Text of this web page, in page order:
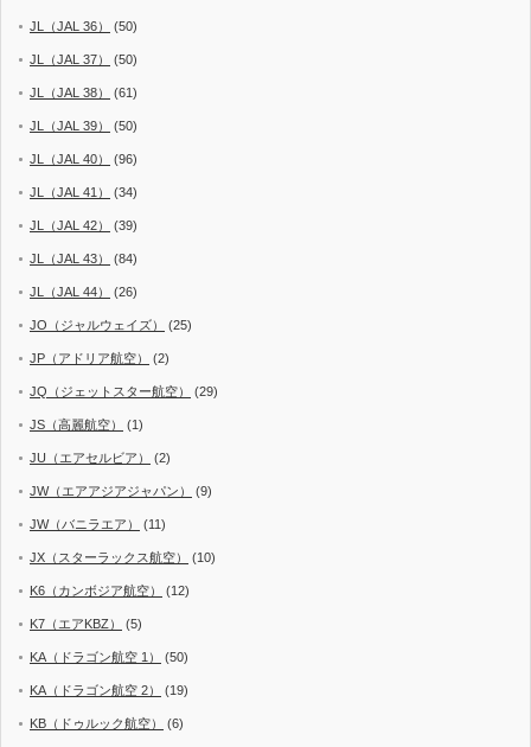
JL（JAL 36） (50)
JL（JAL 37） (50)
JL（JAL 38） (61)
JL（JAL 39） (50)
JL（JAL 40） (96)
JL（JAL 41） (34)
JL（JAL 42） (39)
JL（JAL 43） (84)
JL（JAL 44） (26)
JO（ジャルウェイズ） (25)
JP（アドリア航空） (2)
JQ（ジェットスター航空） (29)
JS（高麗航空） (1)
JU（エアセルビア） (2)
JW（エアアジアジャパン） (9)
JW（バニラエア） (11)
JX（スターラックス航空） (10)
K6（カンボジア航空） (12)
K7（エアKBZ） (5)
KA（ドラゴン航空 1） (50)
KA（ドラゴン航空 2） (19)
KB（ドゥルック航空） (6)